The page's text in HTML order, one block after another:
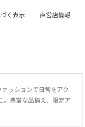
く表示 直営店情報
ッションで日常をアク
。豊富な品揃え、限定ア